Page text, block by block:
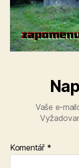
Vaše e-
Komentář *